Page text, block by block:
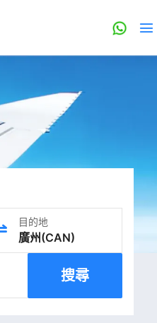
目的地
搜尋